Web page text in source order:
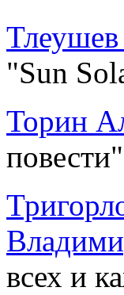
"Sun
Торин
всех и